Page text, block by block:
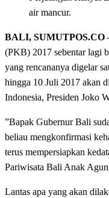
air mancur.
BALI, SUMUTPOS.CO
(PKB) 2017 sebentar lagi
yang rencananya digelar
hingga 10 Juli 2017 akan
Indonesia, Presiden Joko
”Bapak Gubernur Bali
beliau mengkonfirmasi
terus mempersiapkan
Pariwisata Bali Anak
Lantas apa yang akan